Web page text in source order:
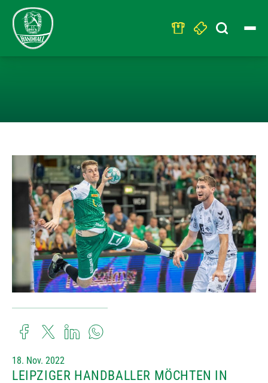
Search
for:
18. Nov. 2022
LEIPZIGER HANDBALLER MÖCHTEN IN